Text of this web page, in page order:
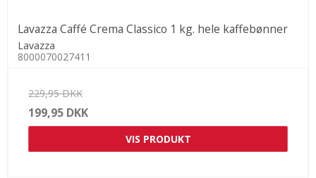
Lavazza Caffé Crema Classico 1 kg. hele kaffebønner
Lavazza
8000070027411
229,95 DKK
199,95 DKK
VIS PRODUKT